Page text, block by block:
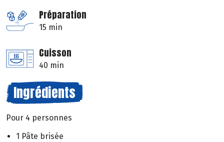
Préparation
15 min
Cuisson
40 min
Ingrédients
Pour 4 personnes
1 Pâte brisée